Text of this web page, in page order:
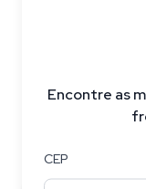
Encontre as
CEP